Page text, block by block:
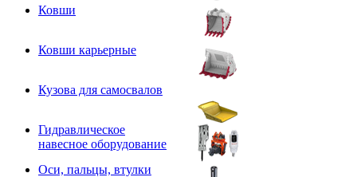
Ковши
Ковши карьерные
Кузова для самосвалов
Гидравлическое
навесное оборудование
Оси, пальцы, втулки